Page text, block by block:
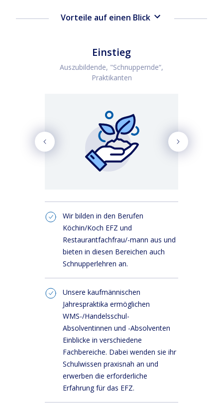
Vorteile auf einen Blick
Einstieg
Auszubildende, "Schnuppernde“,
Praktikanten
Wir bilden in den Berufen
Köchin/Koch EFZ und
Restaurantfachfrau/-mann aus und
bieten in diesen Bereichen auch
Schnupperlehren an.
Unsere kaufmännischen
Jahrespraktika ermöglichen
WMS-/Handelsschul-
Absolventinnen und -Absolventen
Einblicke in verschiedene
Fachbereiche. Dabei wenden sie ihr
Schulwissen praxisnah an und
erwerben die erforderliche
Erfahrung für das EFZ.